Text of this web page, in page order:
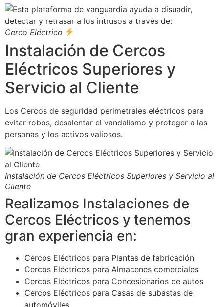
Cerco Eléctrico
Instalación de Cercos
Eléctricos Superiores y
Servicio al Cliente
Los Cercos de seguridad perimetrales eléctricos para
evitar robos, desalentar el vandalismo y proteger a las
personas y los activos valiosos.
Instalación de Cercos Eléctricos Superiores y Servicio al
Cliente
Realizamos Instalaciones de
Cercos Eléctricos y tenemos
gran experiencia en:
Cercos Eléctricos para Plantas de fabricación
Cercos Eléctricos para Almacenes comerciales
Cercos Eléctricos para Concesionarios de autos
Cercos Eléctricos para Casas de subastas de
automóviles